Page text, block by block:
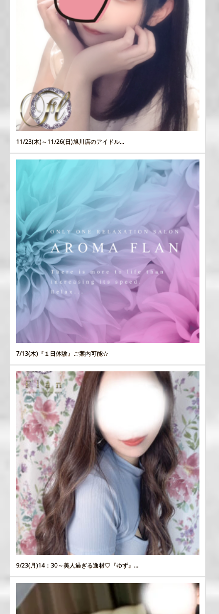
11/23(木)～11/26(日)旭川店のアイドル...
7/13(木)『１日体験』ご案内可能☆
9/23(月)14：30～美人過ぎる逸材♡『ゆず』...